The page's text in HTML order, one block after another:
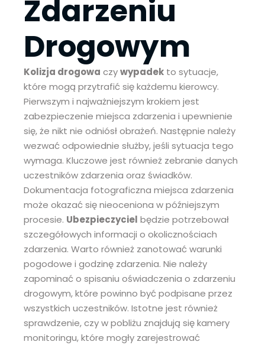
Zdarzeniu
Drogowym
Kolizja drogowa czywypadek to sytuacje,
które mogą przytrafić się każdemu kierowcy.
Pierwszym i najważniejszym krokiem jest
zabezpieczenie miejsca zdarzenia i upewnienie
się, że nikt nie odniósł obrażeń. Następnie należy
wezwać odpowiednie służby, jeśli sytuacja tego
wymaga. Kluczowe jest również zebranie danych
uczestników zdarzenia oraz świadków.
Dokumentacja fotograficzna miejsca zdarzenia
może okazać się nieoceniona w późniejszym
procesie. Ubezpieczyciel będzie potrzebował
szczegółowych informacji o okolicznościach
zdarzenia. Warto również zanotować warunki
pogodowe i godzinę zdarzenia. Nie należy
zapominać o spisaniu oświadczenia o zdarzeniu
drogowym, które powinno być podpisane przez
wszystkich uczestników. Istotne jest również
sprawdzenie, czy w pobliżu znajdują się kamery
monitoringu, które mogły zarejestrować